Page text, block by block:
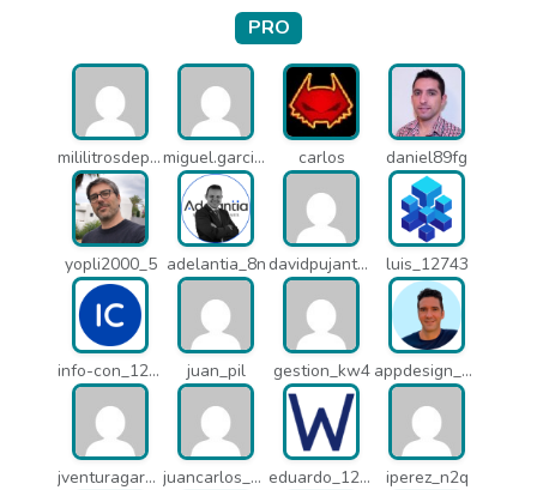
PRO
mililitrosdeperfume_lao miguel.garcia_l25 carlos daniel89fg
yopli2000_5 adelantia_8n davidpujantelopez_mrf luis_12743
info-con_12812 juan_pil gestion_kw4 appdesign_pbe
jventuragarcia_13040 juancarlos_ptr eduardo_12367 iperez_n2q